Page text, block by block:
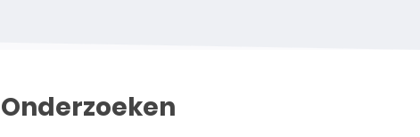
Onderzoeken